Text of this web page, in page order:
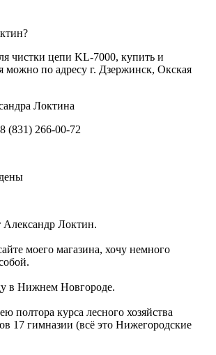
чистки цепи KL-7000, купить и
можно по адресу г. Дзержинск, Окская
Локтина
(831) 266-00-72
Александр Локтин.
моего магазина, хочу немного
в Нижнем Новгороде.
полтора курса лесного хозяйства
17 гимназии (всё это Нижегородские